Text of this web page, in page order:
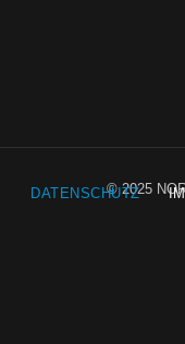
© 2025
DATENSCHUTZ